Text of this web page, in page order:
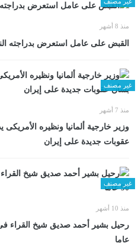
منذ 8 أشهر
القبض على عامل استعرض بدراجته
غير مصنف
منذ 7 أشهر
وزير خارجية ألمانيا ونظيره
عقوبات جديدة على إيران
غير مصنف
منذ 10 أشهر
عاما